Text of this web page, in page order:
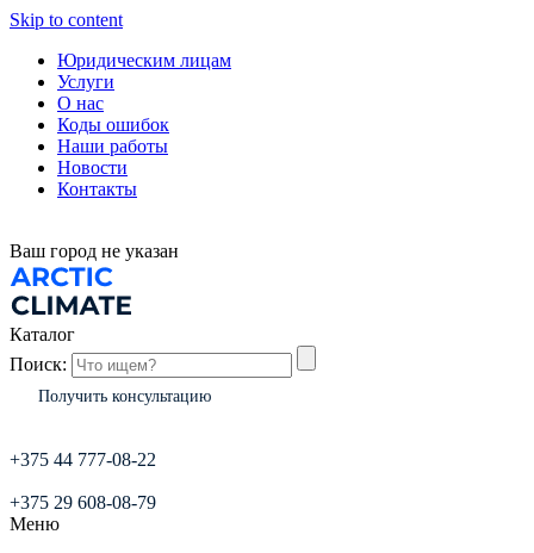
Skip to content
Юридическим лицам
Услуги
О нас
Коды ошибок
Наши работы
Новости
Контакты
Ваш город не указан
Каталог
Поиск:
Получить консультацию
+375 44 777-08-22
+375 29 608-08-79
Меню